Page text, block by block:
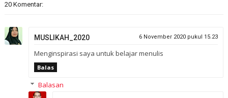
20 Komentar:
MUSLIKAH_2020 6 November 2020 pukul 15.23
Menginspirasi saya untuk belajar menulis
Balas
Balasan